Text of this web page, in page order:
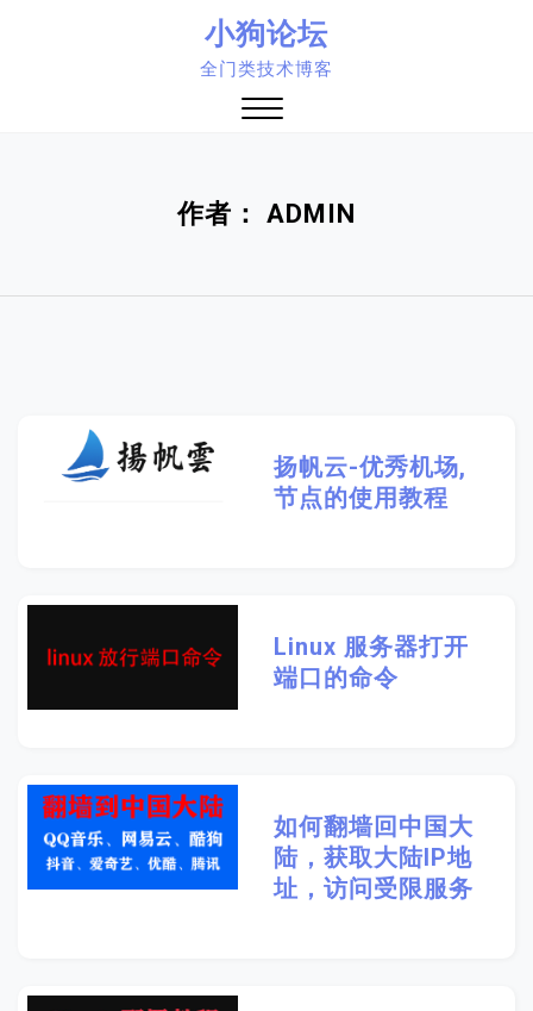
小狗论坛
全门类技术博客
作者： ADMIN
扬帆云-优秀机场,
节点的使用教程
Linux 服务器打开
端口的命令
如何翻墙回中国大
陆，获取大陆IP地
址，访问受限服务